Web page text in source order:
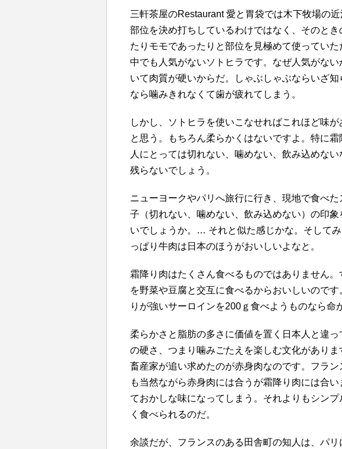
三軒茶屋のRestaurant 愛と胃袋では木下牧場の近
部位を決め打ちしているわけではなく、そのと
たりモモであったりと部位を見極めて使ってい
中でも人気がないソトヒラです。なぜ人気がな
いて肉質が硬いからだ。しゃぶしゃぶならいざ
なら噛みきれなくて歯が疲れてしまう。
しかし、ソトヒラを使いこなせればこれほど味
と思う。もちろん柔らかくはないですよ。特に
人にとっては切れない、噛めない、飲み込めな
残らないでしょう。
ニューヨークやパリへ旅行に行き、現地で食べ
子（切れない、噛めない、飲み込めない）の印
いでしょうか。… それと似た感じかな。そして
っぱり牛肉は日本のほうがおいしいよなと。
霜降り肉はたくさん食べるものではありません
を野菜や豆腐と交互に食べるからおいしいので
りが強いサーロインを200ｇ食べようものなら命
柔らかさと脂肪の多さに価値を置く日本人と違
の硬さ、つまり噛みごたえを楽しむ文化があり
畜産家が追い求めたのが赤身肉なのです。フラ
も当然ながら赤身肉には合うが霜降り肉には合
ておかしな味になってしまう。それよりもシン
く食べられるのだ。
余談だが、フランスのある田舎町の知人は、パ